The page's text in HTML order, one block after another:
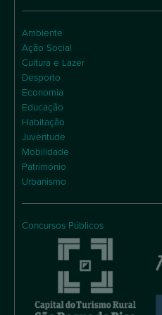
Ambiente
Ação Social
Cultura e Lazer
Desporto
Economia
Educação
Habitação
Juventude
Mobilidade
Património
Urbanismo
Concursos Públicos